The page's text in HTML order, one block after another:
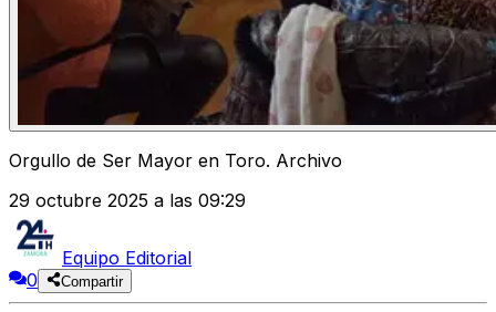
Orgullo de Ser Mayor en Toro. Archivo
29 octubre 2025 a las 09:29
Equipo Editorial
0
Compartir